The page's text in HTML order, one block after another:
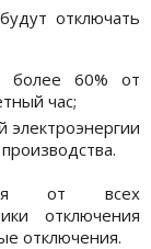
отключать
более 60% от
час;
от всех
отключения
отключения.